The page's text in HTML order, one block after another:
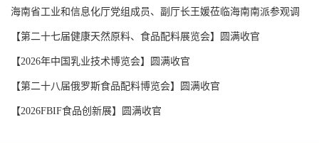
海南省工业和信息化厅党组成员、副厅长王媛莅临海南南派参观调
研
【第二十七届健康天然原料、食品配料展览会】圆满收官
【2026年中国乳业技术博览会】圆满收官
【第二十八届俄罗斯食品配料博览会】圆满收官
【2026FBIF食品创新展】圆满收官